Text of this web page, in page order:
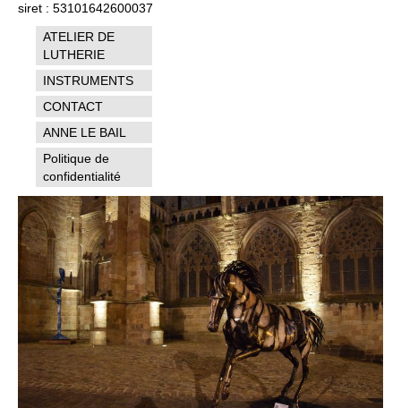
siret : 53101642600037
ATELIER DE
LUTHERIE
INSTRUMENTS
CONTACT
ANNE LE BAIL
Politique de
confidentialité